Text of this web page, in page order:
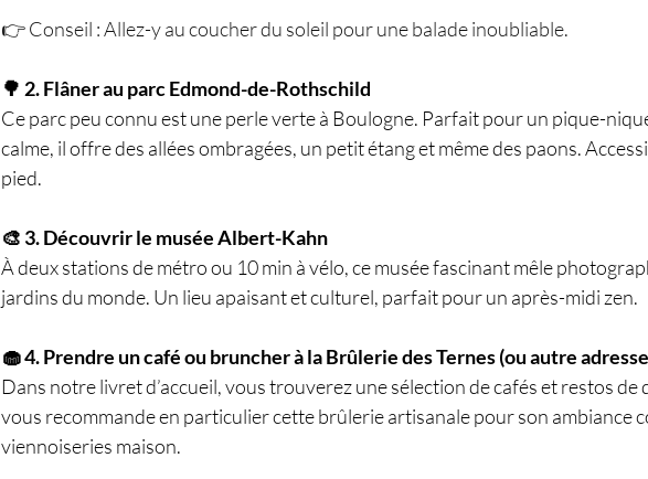
👉 Conseil : Allez-y au coucher du soleil pour une balade inoubliable.
🌳 2. Flâner au parc Edmond-de-Rothschild
Ce parc peu connu est une perle verte à Boulogne. Parfait pour un pique-
calme, il offre des allées ombragées, un petit étang et même des paons.
pied.
🎨 3. Découvrir le musée Albert-Kahn
À deux stations de métro ou 10 min à vélo, ce musée fascinant mêle
jardins du monde. Un lieu apaisant et culturel, parfait pour un après-midi zen.
🧁 4. Prendre un café ou bruncher à la Brûlerie des Ternes (ou autre
Dans notre livret d’accueil, vous trouverez une sélection de cafés et restos de
vous recommande en particulier cette brûlerie artisanale pour son ambiance
viennoiseries maison.